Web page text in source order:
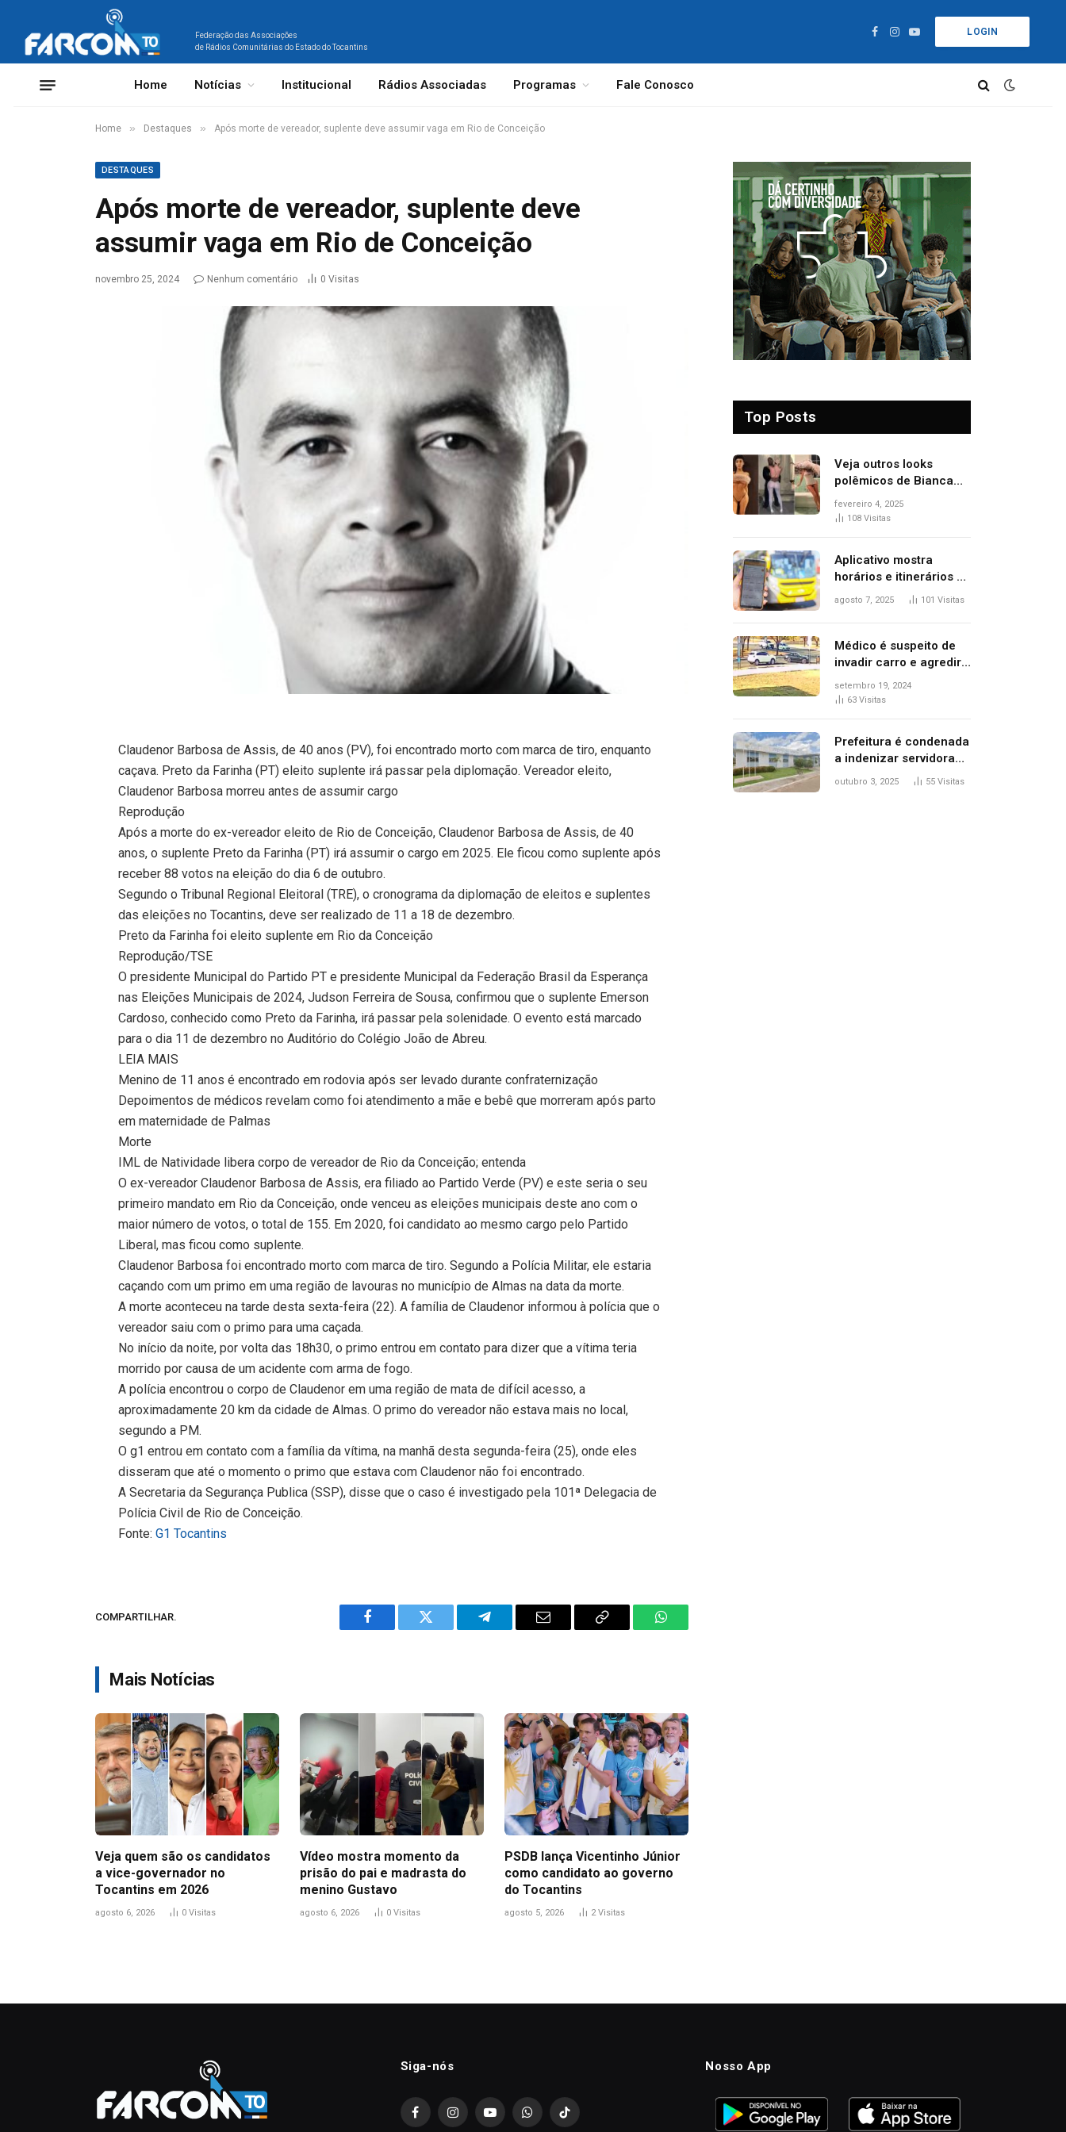
Federação das Associações
de Rádios Comunitárias do Estado do Tocantins
Facebook
Instagram
YouTube
LOGIN
Home Notícias Institucional Rádios Associadas Programas Fale Conosco
Home » Destaques » Após morte de vereador, suplente deve assumir vaga em Rio de Conceição
DESTAQUES
Após morte de vereador, suplente deve
assumir vaga em Rio de Conceição
novembro 25, 2024 Nenhum comentário 0 Visitas
Claudenor Barbosa de Assis, de 40 anos (PV), foi encontrado morto com marca de tiro, enquanto
caçava. Preto da Farinha (PT) eleito suplente irá passar pela diplomação. Vereador eleito,
Claudenor Barbosa morreu antes de assumir cargo
Reprodução
Após a morte do ex-vereador eleito de Rio de Conceição, Claudenor Barbosa de Assis, de 40
anos, o suplente Preto da Farinha (PT) irá assumir o cargo em 2025. Ele ficou como suplente após
receber 88 votos na eleição do dia 6 de outubro.
Segundo o Tribunal Regional Eleitoral (TRE), o cronograma da diplomação de eleitos e suplentes
das eleições no Tocantins, deve ser realizado de 11 a 18 de dezembro.
Preto da Farinha foi eleito suplente em Rio da Conceição
Reprodução/TSE
O presidente Municipal do Partido PT e presidente Municipal da Federação Brasil da Esperança
nas Eleições Municipais de 2024, Judson Ferreira de Sousa, confirmou que o suplente Emerson
Cardoso, conhecido como Preto da Farinha, irá passar pela solenidade. O evento está marcado
para o dia 11 de dezembro no Auditório do Colégio João de Abreu.
LEIA MAIS
Menino de 11 anos é encontrado em rodovia após ser levado durante confraternização
Depoimentos de médicos revelam como foi atendimento a mãe e bebê que morreram após parto
em maternidade de Palmas
Morte
IML de Natividade libera corpo de vereador de Rio da Conceição; entenda
O ex-vereador Claudenor Barbosa de Assis, era filiado ao Partido Verde (PV) e este seria o seu
primeiro mandato em Rio da Conceição, onde venceu as eleições municipais deste ano com o
maior número de votos, o total de 155. Em 2020, foi candidato ao mesmo cargo pelo Partido
Liberal, mas ficou como suplente.
Claudenor Barbosa foi encontrado morto com marca de tiro. Segundo a Polícia Militar, ele estaria
caçando com um primo em uma região de lavouras no município de Almas na data da morte.
A morte aconteceu na tarde desta sexta-feira (22). A família de Claudenor informou à polícia que o
vereador saiu com o primo para uma caçada.
No início da noite, por volta das 18h30, o primo entrou em contato para dizer que a vítima teria
morrido por causa de um acidente com arma de fogo.
A polícia encontrou o corpo de Claudenor em uma região de mata de difícil acesso, a
aproximadamente 20 km da cidade de Almas. O primo do vereador não estava mais no local,
segundo a PM.
O g1 entrou em contato com a família da vítima, na manhã desta segunda-feira (25), onde eles
disseram que até o momento o primo que estava com Claudenor não foi encontrado.
A Secretaria da Segurança Publica (SSP), disse que o caso é investigado pela 101ª Delegacia de
Polícia Civil de Rio de Conceição.
Fonte:G1 Tocantins
COMPARTILHAR.
Facebook Twitter Telegram Email
Copy
WhatsApp
Mais Notícias
Veja quem são os candidatos
a vice-governador no
Tocantins em 2026
agosto 6, 2026 0 Visitas
Vídeo mostra momento da
prisão do pai e madrasta do
menino Gustavo
agosto 6, 2026 0 Visitas
PSDB lança Vicentinho Júnior
como candidato ao governo
do Tocantins
agosto 5, 2026 2Visitas
Top Posts
Veja outros looks
polêmicos de Bianca
Censori, esposa de
Kanye West que
fevereiro 4, 2025
108 Visitas
Aplicativo mostra
horários e itinerários de
ônibus a usuários do
agosto 7, 2025 101 Visitas
Médico é suspeito de
invadir carro e agredir
delegado aposentado
durante confusão no
setembro 19, 2024
63 Visitas
Prefeitura é condenada
a indenizar servidora
temporária demitida
outubro 3, 2025 55 Visitas
Siga-nós
FacebookInstagramYouTubeWhatsAppTikTok
Nosso App